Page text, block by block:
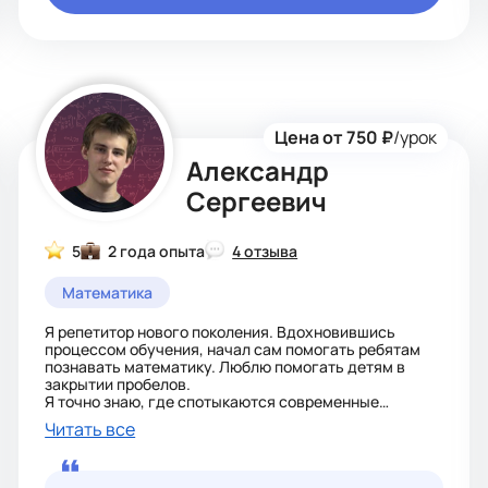
Александр
Сергеевич
Цена от 750 ₽/урок
5 2 года опыта
4 отзыва
Математика
Я репетитор нового поколения. Вдохновившись
процессом обучения, начал сам помогать ребятам
познавать математику. Люблю помогать детям в
закрытии пробелов.
Я точно знаю, где спотыкаются современные
школьники, какие темы кажутся им сложными и
помогаю преодолеть страх перед экзаменом. Ребята
математике и повышают свою успеваемость.
Читать все